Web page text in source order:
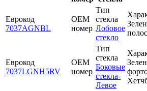
Еврокод
7037AGNBL
OEM
номер
Тип
стекла
Лобовое
стекло
Еврокод
7037LGNH5RV
OEM
номер
Тип
стекла
Боковые
стекла-
Левое